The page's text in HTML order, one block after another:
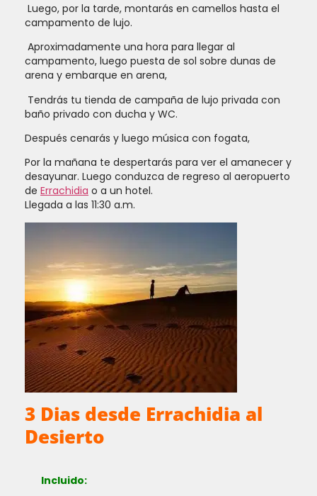
Luego, por la tarde, montarás en camellos hasta el
campamento de lujo.
aproximadamente una hora para llegar al
campamento, luego puesta de sol sobre dunas de
arena y embarque en arena,
Tendrás tu tienda de campaña de lujo privada con
baño privado con ducha y WC.
después cenarás y luego música con fogata,
Por la mañana te despertarás para ver el amanecer y
desayunar. Luego conduzca de regreso al aeropuerto
de Errachidia o a un hotel.
Llegada a las 11:30 a.m.
3 Dias desde Errachidia al
Desierto
Incluido: